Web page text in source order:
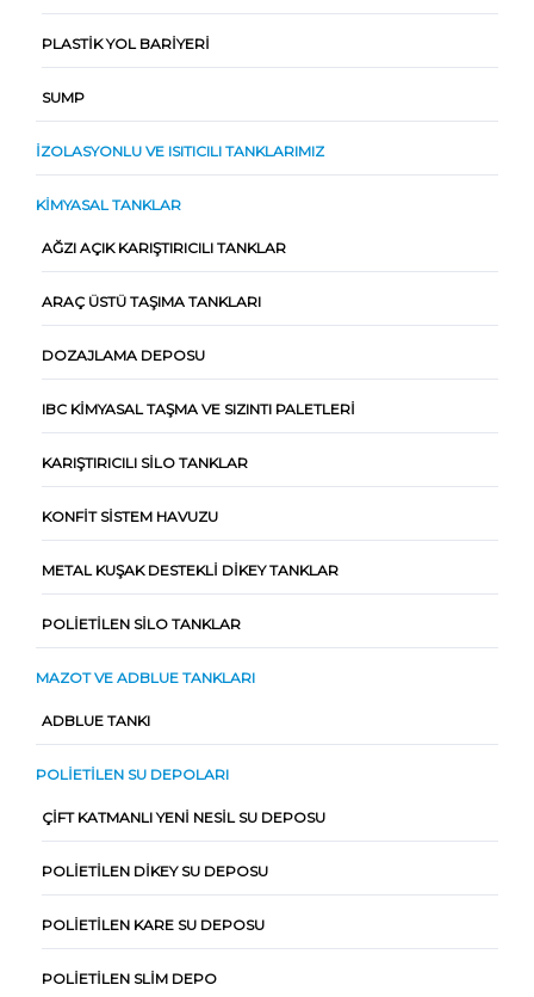
PLASTIK YOL BARIYERI
SUMP
İZOLASYONLU VE ISITICILI TANKLARIMIZ
KIMYASAL TANKLAR
AĞZI AÇIK KARIŞTIRICILI TANKLAR
ARAÇ ÜSTÜ TAŞIMA TANKLARI
DOZAJLAMA DEPOSU
IBC KIMYASAL TAŞMA VE SIZINTI PALETLERI
KARIŞTIRICILI SILO TANKLAR
KONFIT SISTEM HAVUZU
METAL KUŞAK DESTEKLI DIKEY TANKLAR
POLIETILEN SILO TANKLAR
MAZOT VE ADBLUE TANKLARI
ADBLUE TANKI
POLIETILEN SU DEPOLARI
ÇIFT KATMANLI YENI NESIL SU DEPOSU
POLIETILEN DIKEY SU DEPOSU
POLIETILEN KARE SU DEPOSU
POLIETILEN SLIM DEPO